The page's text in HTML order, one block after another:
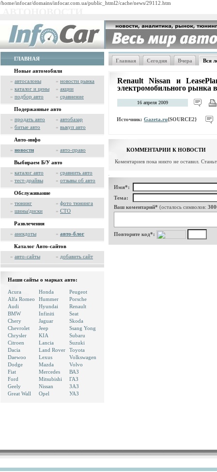
/home/infocar/domains/infocar.com.ua/public_html2/cache/news/29112.htm
ГЛАВНАЯ
Новые автомобили
» автосалоны » новости рынка
» каталог и цены » акции
» подбор авто » сравнение
Подержанные авто
» продать авто » автобазар
» битые авто » выкуп авто
Авто-инфо
» новости » авто-право
Выбираем Б/У авто
» каталог авто » сравнить авто
» тест-драйвы » отзывы об авто
Обслуживание
» тюнинг » фото тюнинга
» шины/диски » СТО
Развлечения
» анекдоты » авто-блог
Каталог Авто-сайтов
» авто-сайты » добавить сайт
Наши сайты о марках авто:
Acura
Alfa Romeo
Audi
BMW
Chery
Chevrolet
Chrysler
Citroen
Dacia
Daewoo
Dodge
Fiat
Ford
Geely
Great Wall
Honda
Hummer
Hyundai
Infiniti
Jaguar
Jeep
KIA
Lancia
Land Rover
Lexus
Mazda
Mercedes
Mitsubishi
Nissan
Opel
Peugeot
Porsche
Renault
Seat
Skoda
Ssang Yong
Subaru
Suzuki
Toyota
Volkswagen
Volvo
ВАЗ
ГАЗ
ЗАЗ
УАЗ
Главная Сегодня Вчера Вся
Renault Nissan и
электромобильного рынка
16 апреля 2009
Источник: Gazeta.ru{SOURCE2}
КОММЕНТАРИИ К НОВОСТИ
Коментариев пока никто не оставил.
Имя*:
Тема:
Ваш коментарий* (осталось символов:
Повторите код*: